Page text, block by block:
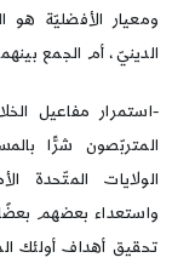
ومعيار الأفضليّة هو
الدينيّ، أم الجمع
-استمرار مفاعيل
المتربّصون شرًّا
الولايات
واستعداء بعضهم
تحقيق أهداف أولئك